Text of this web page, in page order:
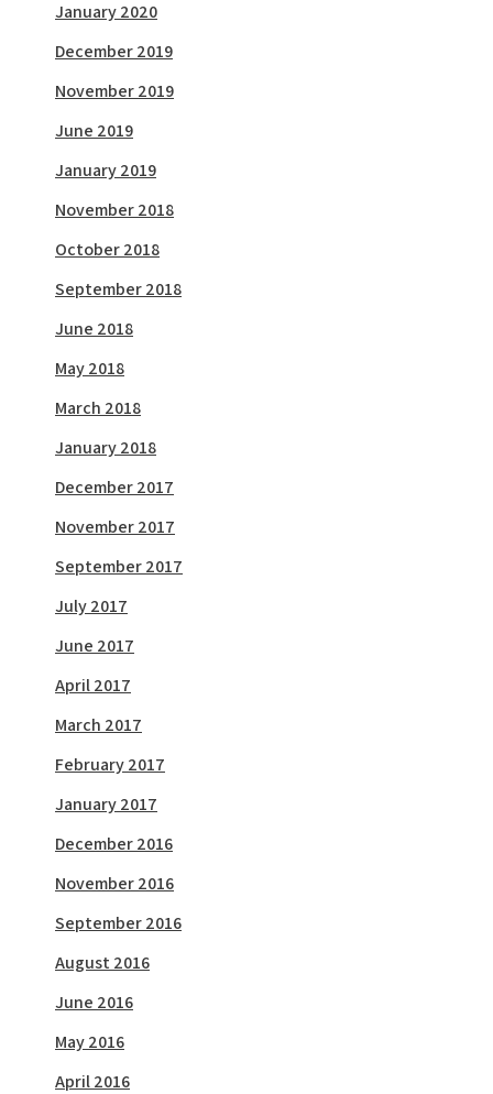
January 2020
December 2019
November 2019
June 2019
January 2019
November 2018
October 2018
September 2018
June 2018
May 2018
March 2018
January 2018
December 2017
November 2017
September 2017
July 2017
June 2017
April 2017
March 2017
February 2017
January 2017
December 2016
November 2016
September 2016
August 2016
June 2016
May 2016
April 2016